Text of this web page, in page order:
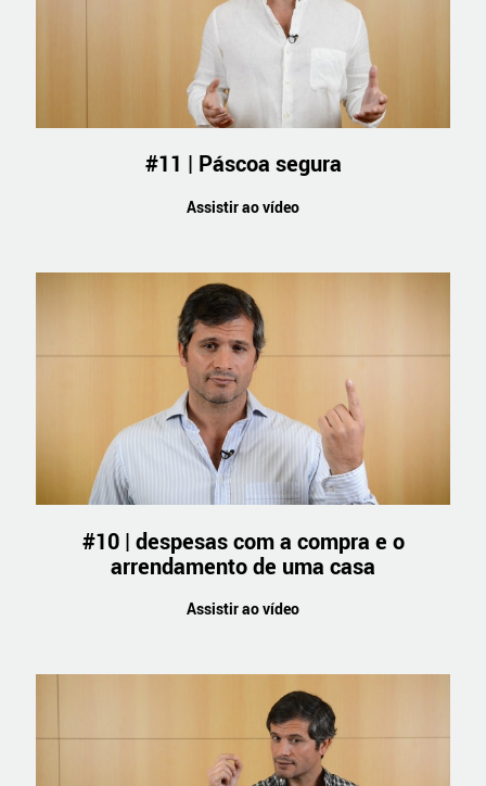
#11 | Páscoa segura
Assistir ao vídeo
#10 | despesas com a compra e o
arrendamento de uma casa
Assistir ao vídeo